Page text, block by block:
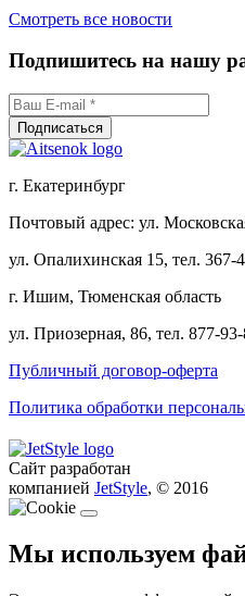
Смотреть все новости
Подпишитесь на нашу
г. Екатеринбург
Почтовый адрес: ул.
ул. Опалихинская 15, тел. 367-
г. Ишим, Тюменская область
ул. Приозерная, 86, тел. 877-
Публичный договор-оферта
Политика обработки
Сайт разработан
компанией JetStyle, © 2016
Мы используем